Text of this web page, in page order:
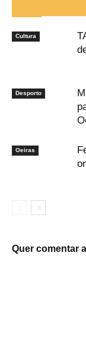
Cultura
Desporto
Oeiras
Quer comentar